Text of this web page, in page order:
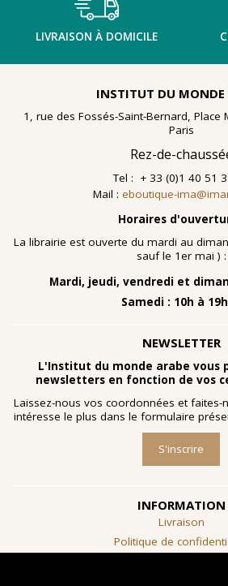
En 2021, le musée de l'IMA reçoit
: un ensemble d'archives, de
nombreuses planches dessinées à la
à la fin des année 1960 au
menés à l'hôpital
emblématique de Frantz Fanon.
LIVRAISON À DOMICILE
INSTITUT DU MONDE
1, rue des Fossés-Saint-Bernard, Place
Paris
Rez-de-
Tel : + 33 (0)1 40 51
Mail : eboutique-
Horaires
La librairie est ouverte du mardi au
sauf le 1er mai ) :
Mardi, jeudi, vendredi et
Samedi : 10h à
NEWSLETTER
L'Institut du monde arabe vous
newsletters en fonction de vos
Laissez-nous vos coordonnées et faites-
intéresse le plus dans le formulaire
S'inscrire
INFORMATION
Livraison
Politique de